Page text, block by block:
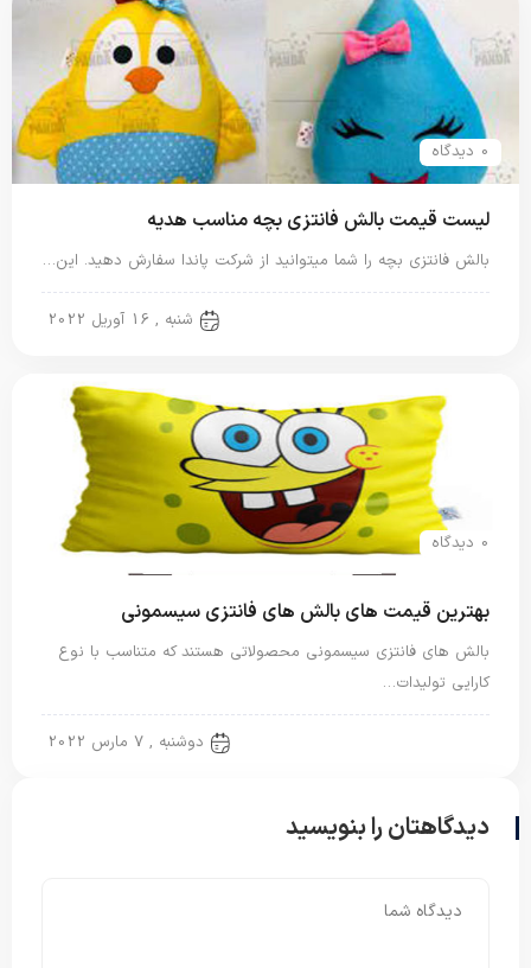
0 دیدگاه
لیست قیمت بالش فانتزی بچه مناسب هدیه
بالش فانتزی بچه را شما میتوانید از شرکت پاندا سفارش دهید. این…
شنبه , 16 آوریل 2022
0 دیدگاه
بهترین قیمت های بالش های فانتزی سیسمونی
بالش های فانتزی سیسمونی محصولاتی هستند که متناسب با نوع
کارایی تولیدات…
دوشنبه , 7 مارس 2022
دیدگاهتان را بنویسید